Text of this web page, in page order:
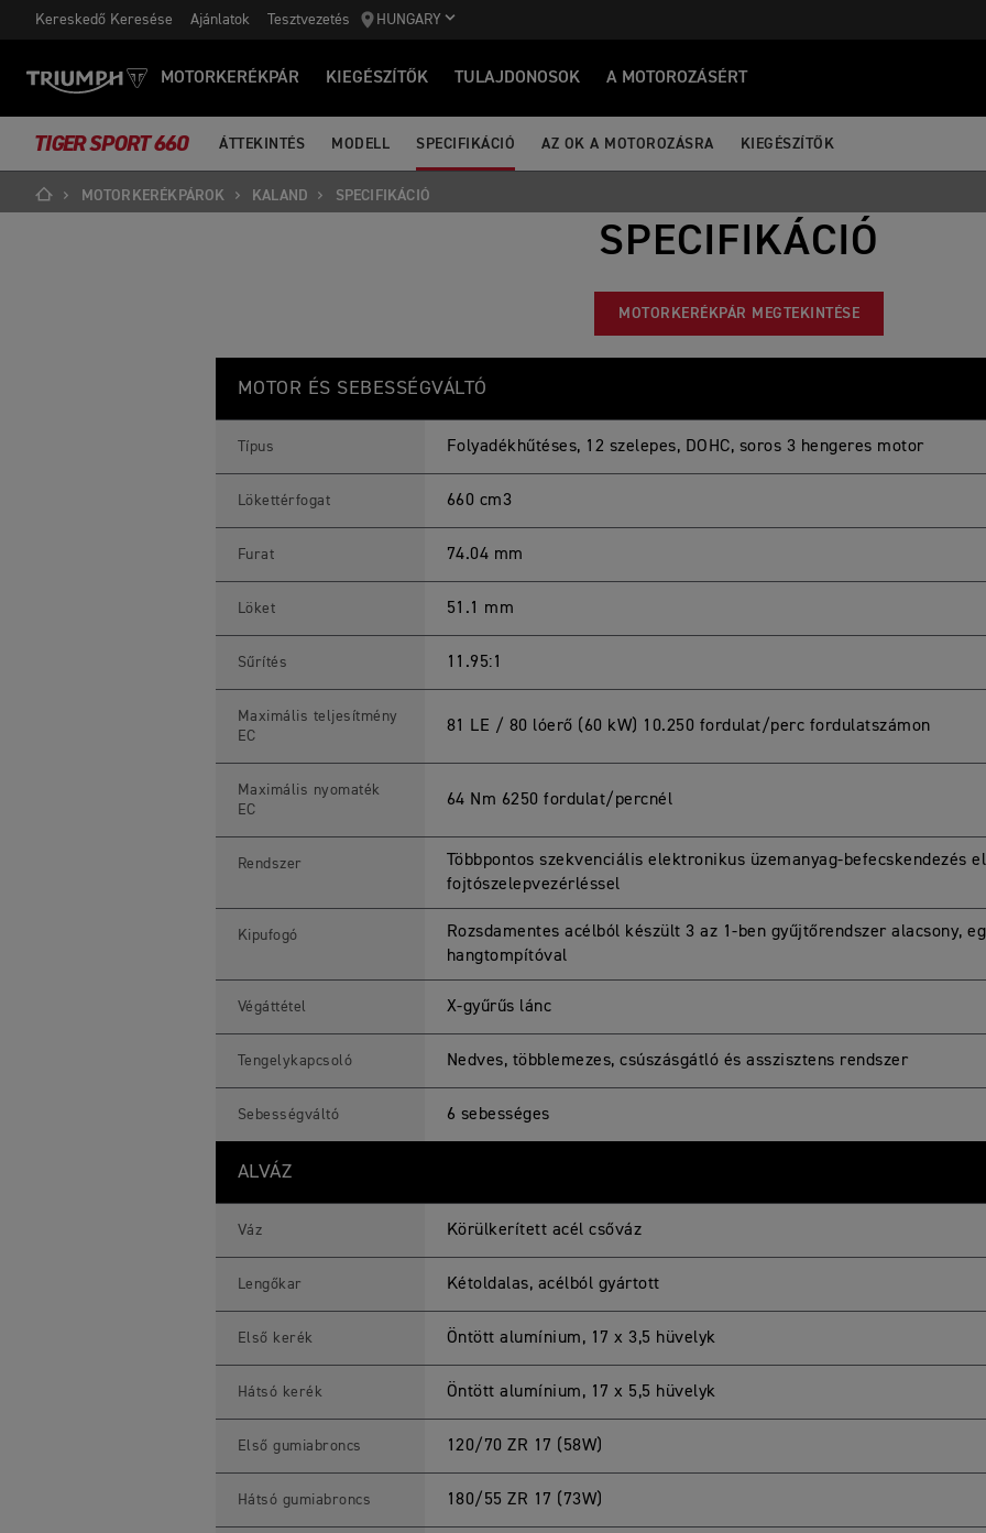
Kereskedő Keresése Ajánlatok Tesztvezetés HUNGARY
MOTORKERÉKPÁR KIEGÉSZÍTŐK TULAJDONOSOK A MOTOROZÁSÉRT
TIGER SPORT 660 ÁTTEKINTÉS MODELL SPECIFIKÁCIÓ AZ OK A MOTOROZÁSRA KIEGÉSZÍTŐK
MOTORKERÉKPÁROK KALAND SPECIFIKÁCIÓ
SPECIFIKÁCIÓ
MOTORKERÉKPÁR MEGTEKINTÉSE
O
6
2
c
c
n
MOTOR ÉS SEBESSÉGVÁLTÓ
Típus Folyadékhűtéses, 12 szelepes, DOHC, soros 3 hengeres motor
Lökettérfogat 660 cm3
Furat 74.04 mm
Löket 51.1 mm
Sűrítés 11.95:1
Maximális teljesítmény
EC
81 LE / 80 lóerő (60 kW) 10.250 fordulat/perc fordulatszámon
Maximális nyomaték
EC
64 Nm 6250 fordulat/percnél
Rendszer
Többpontos szekvenciális elektronikus üzemanyag-befecskendezés
fojtószelepvezérléssel
Kipufogó
Rozsdamentes acélból készült 3 az 1-ben gyűjtőrendszer alacsony,
hangtompítóval
Végáttétel X-gyűrűs lánc
Tengelykapcsoló Nedves, többlemezes, csúszásgátló és asszisztens rendszer
Sebességváltó 6 sebességes
ALVÁZ
Váz Körülkerített acél csőváz
Lengőkar Kétoldalas, acélból gyártott
Első kerék Öntött alumínium, 17 x 3,5 hüvelyk
Hátsó kerék Öntött alumínium, 17 x 5,5 hüvelyk
Első gumiabroncs 120/70 ZR 17 (58W)
Hátsó gumiabroncs 180/55 ZR 17 (73W)